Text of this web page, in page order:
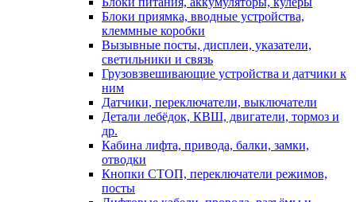
Блоки приямка, вводные устройства,
клеммные коробки
Вызывные посты, дисплеи, указатели,
светильники и связь
Грузовзвешивающие устройства и датчики к
ним
Датчики, переключатели, выключатели
Детали лебёдок, КВШ, двигатели, тормоз и
др.
Кабина лифта, привода, балки, замки,
отводки
Кнопки СТОП, переключатели режимов,
посты